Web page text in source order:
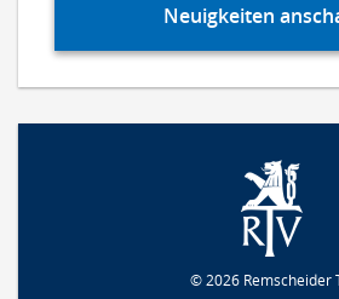
Neuigkeiten
© 2026 Remscheider